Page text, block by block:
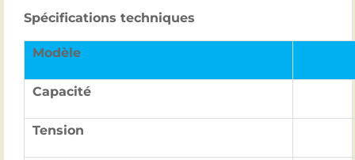
Spécifications techniques
Modèle
Capacité
Tension